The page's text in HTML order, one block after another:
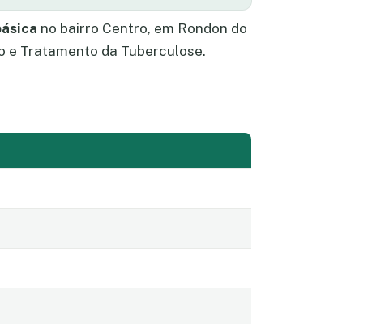
no bairro Centro, em Rondon do
e Tratamento da Tuberculose.